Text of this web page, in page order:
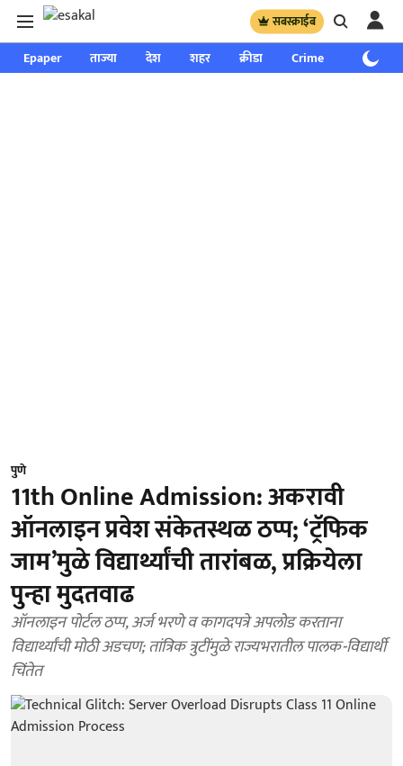
सबस्क्राईब
Epaper ताज्या देश शहर क्रीडा Crime साप्ताहिक
पुणे
11th Online Admission: अकरावी
ऑनलाइन प्रवेश संकेतस्थळ ठप्प; ‘ट्रॅफिक
जाम’मुळे विद्यार्थ्यांची तारांबळ, प्रक्रियेला
पुन्हा मुदतवाढ
ऑनलाइन पोर्टल ठप्प, अर्ज भरणे व कागदपत्रे अपलोड करताना
विद्यार्थ्यांची मोठी अडचण; तांत्रिक त्रुटींमुळे राज्यभरातील पालक-विद्यार्थी
चिंतेत